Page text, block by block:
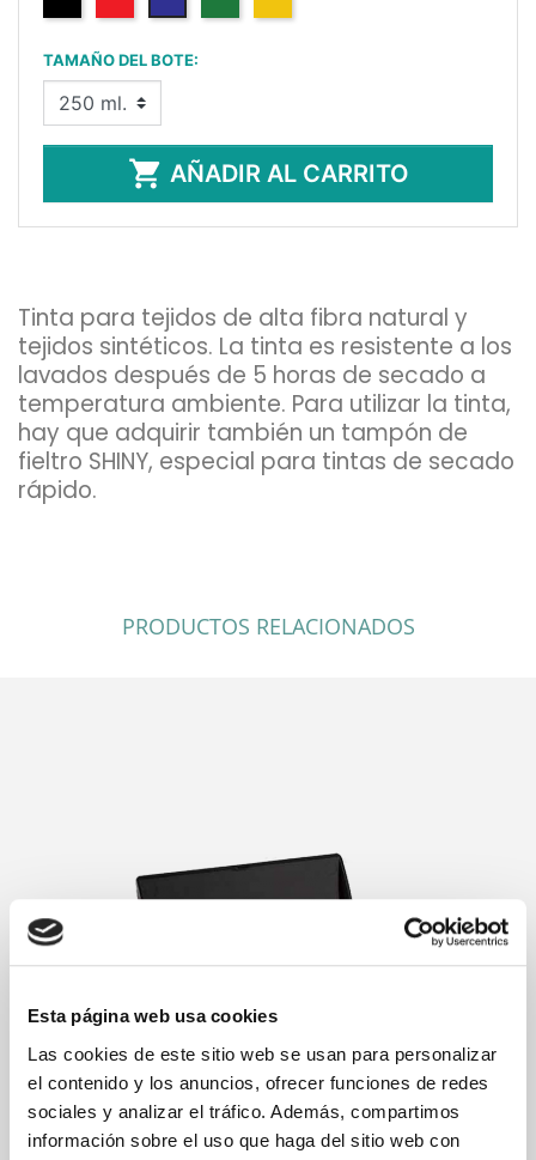
Esta página web usa cookies
Las cookies de este sitio web se usan para personalizar
el contenido y los anuncios, ofrecer funciones de redes
sociales y analizar el tráfico. Además, compartimos
información sobre el uso que haga del sitio web con
TAMAÑO DEL BOTE:
 AÑADIR AL CARRITO
Tinta para tejidos de alta fibra natural y
tejidos sintéticos. La tinta es resistente a los
lavados después de 5 horas de secado a
temperatura ambiente. Para utilizar la tinta,
hay que adquirir también un tampón de
fieltro SHINY, especial para tintas de secado
rápido.
PRODUCTOS RELACIONADOS